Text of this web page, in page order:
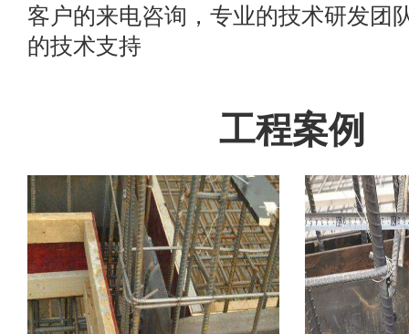
客户的来电咨询，专业的技术研发团
的技术支持
工程案例